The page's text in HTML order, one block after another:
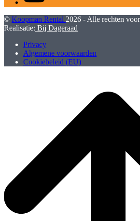
© Koopman Rental 2026 - Alle rechten
Realisatie: Bij Dageraad
Privacy
Algemene voorwaarden
Cookiebeleid (EU)